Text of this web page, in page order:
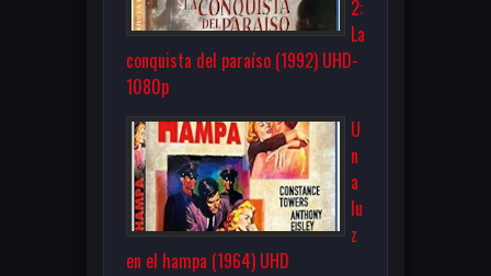
2:
La
conquista del paraíso (1992) UHD-
1080p
U
n
a
lu
z
en el hampa (1964) UHD